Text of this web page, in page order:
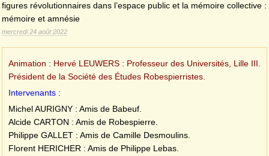
figures révolutionnaires dans l’espace public et la mémoire collective :
mémoire et amnésie
mercredi 24 août 2022
Animation : Hervé LEUWERS : Professeur des Universités, Lille III.
Président de la Société des Études Robespierristes.
Intervenants :
Michel AURIGNY : Amis de Babeuf.
Alcide CARTON : Amis de Robespierre.
Philippe GALLET : Amis de Camille Desmoulins.
Florent HERICHER : Amis de Philippe Lebas.